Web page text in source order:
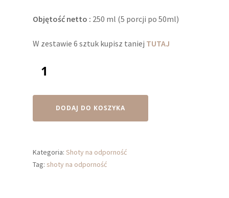
Objętość netto : 250 ml (5 porcji po 50ml)
W zestawie 6 sztuk kupisz taniej TUTAJ
DODAJ DO KOSZYKA
Kategoria: Shoty na odporność
Tag: shoty na odporność